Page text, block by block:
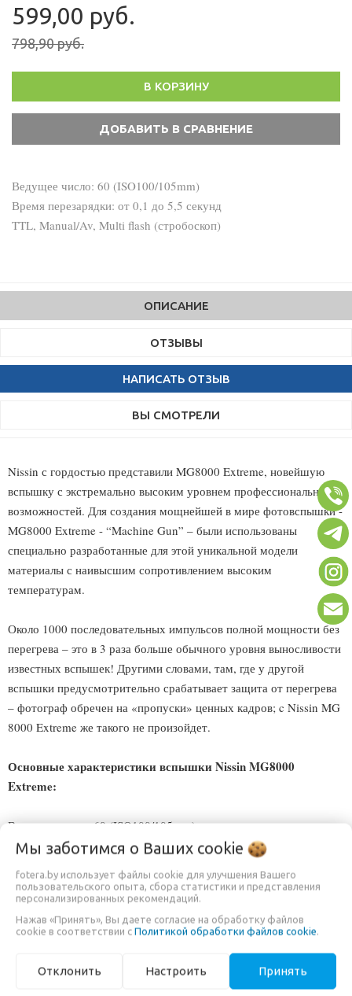
599,00 руб.
798,90 руб.
В КОРЗИНУ
Ведущее число: 60 (ISO100/105mm)
Время перезарядки: от 0,1 до 5,5 секунд
TTL, Manual/Av, Multi flash (стробоскоп)
ОПИСАНИЕ
ОТЗЫВЫ
НАПИСАТЬ ОТЗЫВ
ВЫ СМОТРЕЛИ
Nissin с гордостью представили MG8000 Extreme, новейшую
вспышку с экстремально высоким уровнем профессиональных
возможностей. Для создания мощнейшей в мире фотовспышки -
MG8000 Extreme - “Machine Gun” – были использованы
специально разработанные для этой уникальной модели
материалы с наивысшим сопротивлением высоким
температурам.
Около 1000 последовательных импульсов полной мощности без
перегрева – это в 3 раза больше обычного уровня выносливости
известных вспышек! Другими словами, там, где у другой
вспышки предусмотрительно срабатывает защита от перегрева
– фотограф обречен на «пропуски» ценных кадров; c Nissin MG
8000 Extreme же такого не произойдет.
Основные характеристики вспышки Nissin MG8000
Extreme:
Ведущее число: 60 (ISO100/105mm);
Время перезарядки: от 0,1 до 5,5 секунд
вспышки, ведущее число – 12 (ISO 100)
Разнообразные режимы –TTL, Manual/Av, Multi flash
(стробоскоп)
Компенсация: ±3 EV
Подсветка автофокуса: эффективный диапазон 0.7 – 10 м.
Мы заботимся о Ваших cookie
fotera.by использует файлы cookie для улучшения Вашего
пользовательского опыта, сбора статистики и представления
персонализированных рекомендаций.
Нажав «Принять», Вы даете согласие на обработку файлов
cookie в соответствии с Политикой обработки файлов cookie.
Отклонить Настроить Принять